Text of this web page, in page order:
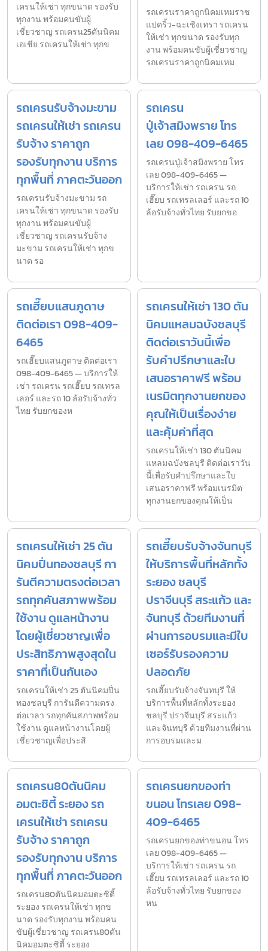
เครนให้เช่า ทุกขนาด รองรับ
ทุกงาน พร้อมคนขับผู้
เชี่ยวชาญ รถเครน25ตันนิคม
เอเชีย รถเครนให้เช่า ทุกข
รถเครนราคาถูกนิคมเหมราช
แปดริ้ว-ฉะเชิงเทรา รถเครน
ให้เช่า ทุกขนาด รองรับทุก
งาน พร้อมคนขับผู้เชี่ยวชาญ
รถเครนราคาถูกนิคมเหม
รถเครนรับจ้างมะขาม
รถเครนให้เช่า รถเครน
รับจ้าง ราคาถูก
รองรับทุกงาน บริการ
ทุกพื้นที่ ภาคตะวันออก
รถเครนรับจ้างมะขาม รถ
เครนให้เช่า ทุกขนาด รองรับ
ทุกงาน พร้อมคนขับผู้
เชี่ยวชาญ รถเครนรับจ้าง
มะขาม รถเครนให้เช่า ทุกข
นาด รอ
รถเครน
ปู่เจ้าสมิงพราย โทร
เลย 098-409-6465
รถเครนปู่เจ้าสมิงพราย โทร
เลย 098-409-6465 —
บริการให้เช่า รถเครน รถ
เฮี๊ยบ รถเทรลเลอร์ และรถ 10
ล้อรับจ้างทั่วไทย รับยกขอ
รถเฮี๊ยบแสนภูดาษ
ติดต่อเรา 098-409-
6465
รถเฮี๊ยบแสนภูดาษ ติดต่อเรา
098-409-6465 — บริการให้
เช่า รถเครน รถเฮี๊ยบ รถเทรล
เลอร์ และรถ 10 ล้อรับจ้างทั่ว
ไทย รับยกของห
รถเครนให้เช่า 130 ตัน
นิคมแหลมฉบังชลบุรี
ติดต่อเราวันนี้เพื่อ
รับคำปรึกษาและใบ
เสนอราคาฟรี พร้อม
เนรมิตทุกงานยกของ
คุณให้เป็นเรื่องง่าย
และคุ้มค่าที่สุด
รถเครนให้เช่า 130 ตันนิคม
แหลมฉบังชลบุรี ติดต่อเราวัน
นี้เพื่อรับคำปรึกษาและใบ
เสนอราคาฟรี พร้อมเนรมิต
ทุกงานยกของคุณให้เป็น
รถเครนให้เช่า 25 ตัน
นิคมปิ่นทองชลบุรี กา
รันตีความตรงต่อเวลา
รถทุกคันสภาพพร้อม
ใช้งาน ดูแลหน้างาน
โดยผู้เชี่ยวชาญเพื่อ
ประสิทธิภาพสูงสุดใน
ราคาที่เป็นกันเอง
รถเครนให้เช่า 25 ตันนิคมปิ่น
ทองชลบุรี การันตีความตรง
ต่อเวลา รถทุกคันสภาพพร้อม
ใช้งาน ดูแลหน้างานโดยผู้
เชี่ยวชาญเพื่อประสิ
รถเฮี๊ยบรับจ้างจันทบุรี
ให้บริการพื้นที่หลักทั้ง
ระยอง ชลบุรี
ปราจีนบุรี สระแก้ว และ
จันทบุรี ด้วยทีมงานที่
ผ่านการอบรมและมีใบ
เซอร์รับรองความ
ปลอดภัย
รถเฮี๊ยบรับจ้างจันทบุรี ให้
บริการพื้นที่หลักทั้งระยอง
ชลบุรี ปราจีนบุรี สระแก้ว
และจันทบุรี ด้วยทีมงานที่ผ่าน
การอบรมและม
รถเครน80ตันนิคม
อมตะซิตี้ ระยอง รถ
เครนให้เช่า รถเครน
รับจ้าง ราคาถูก
รองรับทุกงาน บริการ
ทุกพื้นที่ ภาคตะวันออก
รถเครน80ตันนิคมอมตะซิตี้
ระยอง รถเครนให้เช่า ทุกข
นาด รองรับทุกงาน พร้อมคน
ขับผู้เชี่ยวชาญ รถเครน80ตัน
นิคมอมตะซิตี้ ระยอง
รถเครนยกของท่า
ขนอน โทรเลย 098-
409-6465
รถเครนยกของท่าขนอน โทร
เลย 098-409-6465 —
บริการให้เช่า รถเครน รถ
เฮี๊ยบ รถเทรลเลอร์ และรถ 10
ล้อรับจ้างทั่วไทย รับยกของ
หน